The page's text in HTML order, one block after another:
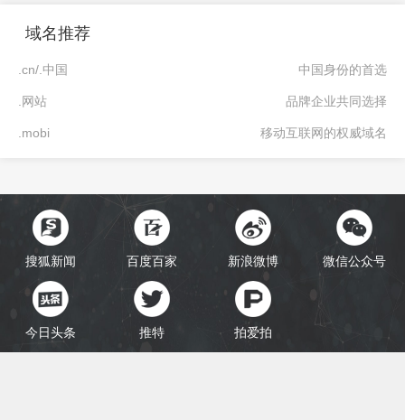
域名推荐
.cn/.中国 中国身份的首选
.网站 品牌企业共同选择
.mobi 移动互联网的权威域名
搜狐新闻 百度百家 新浪微博 微信公众号
今日头条 推特 拍爱拍